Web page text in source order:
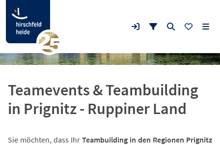
Teamevents & Teambuilding
in Prignitz - Ruppiner Land
Sie möchten, dass Ihr Teambuilding in den Regionen Prignitz